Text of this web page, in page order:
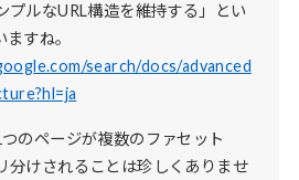
プルなURL構造を維持する」とい
すね。
search/docs/advanced
のページが複数のファセット
分けされることは珍しくありませ